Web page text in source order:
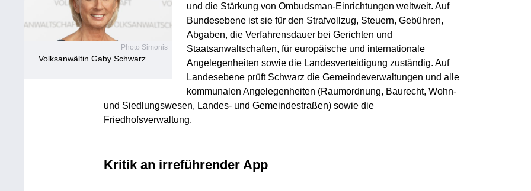
Photo Simonis
Volksanwältin Gaby Schwarz
und die Stärkung von Ombudsman-Einrichtungen weltweit. Auf
Bundesebene ist sie für den Strafvollzug, Steuern, Gebühren,
Abgaben, die Verfahrensdauer bei Gerichten und
Staatsanwaltschaften, für europäische und internationale
Angelegenheiten sowie die Landesverteidigung zuständig. Auf
Landesebene prüft Schwarz die Gemeindeverwaltungen und alle
kommunalen Angelegenheiten (Raumordnung, Baurecht, Wohn-
und Siedlungswesen, Landes- und Gemeindestraßen) sowie die
Friedhofsverwaltung.
Kritik an irreführender App